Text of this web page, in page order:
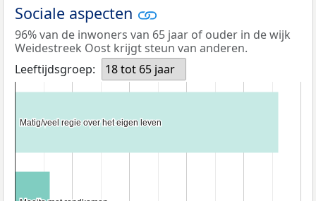
Sociale aspecten
96% van de inwoners van 65 jaar of ouder in de wijk
Weidestreek Oost krijgt steun van anderen.
Leeftijdsgroep:
18 tot 65 jaar
Matig/veel regie over het eigen leven
Matig/veel regie over het eigen leven